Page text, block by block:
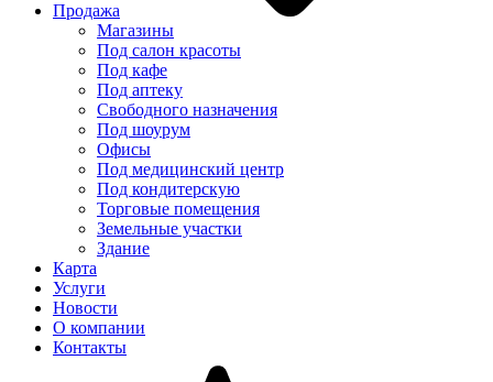
Продажа
Магазины
Под салон красоты
Под кафе
Под аптеку
Свободного назначения
Под шоурум
Офисы
Под медицинский центр
Под кондитерскую
Торговые помещения
Земельные участки
Здание
Карта
Услуги
Новости
О компании
Контакты